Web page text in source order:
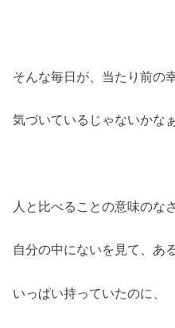
そんな毎日が、当たり前の
気づいているじゃないかな
人と比べることの意味のなさ
自分の中にないを見て、あ
いっぱい持っていたのに、